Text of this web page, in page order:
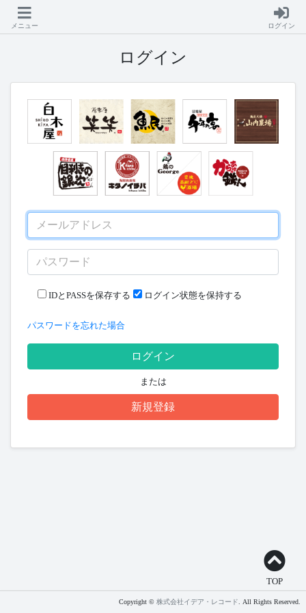
メニュー ログイン
ログイン
IDとPASSを保存する ログイン状態を保持する
パスワードを忘れた場合
ログイン
または
新規登録
Copyright © 株式会社イデア・レコード . All Rights Reserved.
TOP